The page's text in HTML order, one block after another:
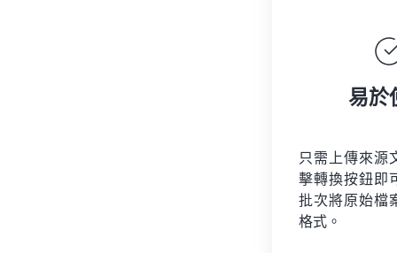
易於
只需上傳來源
擊轉換按鈕即
批次將原始檔
格式。